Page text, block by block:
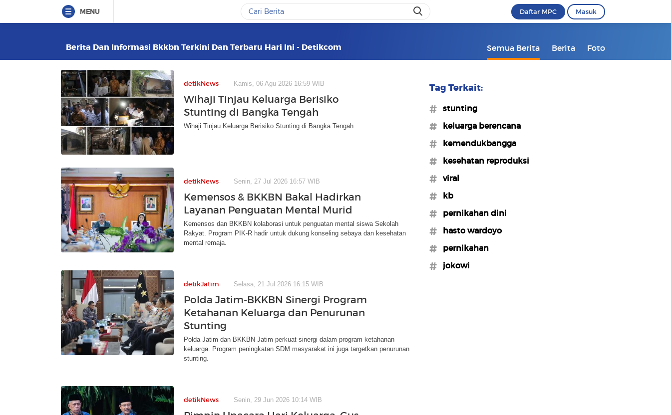
MENU Daftar MPC Masuk
Berita Dan Informasi Bkkbn Terkini Dan Terbaru Hari Ini - Detikcom Semua Berita Berita Foto
detikNews Kamis, 06 Agu 2026 16:59 WIB
Wihaji Tinjau Keluarga Berisiko
Stunting di Bangka Tengah
Wihaji Tinjau Keluarga Berisiko Stunting di Bangka Tengah
detikNews Senin, 27 Jul 2026 16:57 WIB
Kemensos & BKKBN Bakal Hadirkan
Layanan Penguatan Mental Murid
Kemensos dan BKKBN kolaborasi untuk penguatan mental siswa Sekolah
Rakyat. Program PIK-R hadir untuk dukung konseling sebaya dan kesehatan
mental remaja.
detikJatim Selasa, 21 Jul 2026 16:15 WIB
Polda Jatim-BKKBN Sinergi Program
Ketahanan Keluarga dan Penurunan
Stunting
Polda Jatim dan BKKBN Jatim perkuat sinergi dalam program ketahanan
keluarga. Program peningkatan SDM masyarakat ini juga targetkan penurunan
stunting.
detikNews Senin, 29 Jun 2026 10:14 WIB
Tag Terkait:
#stunting
#keluarga berencana
#kemendukbangga
#kesehatan reproduksi
#viral
#kb
#pernikahan dini
#hasto wardoyo
#pernikahan
#jokowi